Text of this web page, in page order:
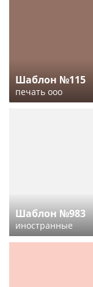
Шаблон №115
печать ооо
Шаблон №983
иностранные